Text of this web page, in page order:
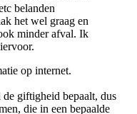
belanden
het wel graag en
minder afval. Ik
op internet.
giftigheid bepaalt, dus
die in een bepaalde